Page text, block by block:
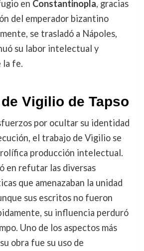
en Constantinopla, gracias
del emperador bizantino
se trasladó a Nápoles,
su labor intelectual y
la fe.
Vigilio de Tapso
por ocultar su identidad
el trabajo de Vigilio se
producción intelectual.
en refutar las diversas
que amenazaban la unidad
sus escritos no fueron
su influencia perduró
Uno de los aspectos más
obra fue su uso de